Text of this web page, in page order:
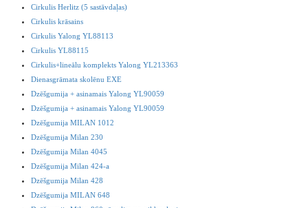
Cirkulis Herlitz (5 sastāvdaļas)
Cirkulis krāsains
Cirkulis Yalong YL88113
Cirkulis YL88115
Cirkulis+lineālu komplekts Yalong YL213363
Dienasgrāmata skolēnu EXE
Dzēšgumija + asinamais Yalong YL90059
Dzēšgumija + asinamais Yalong YL90059
Dzēšgumija MILAN 1012
Dzēšgumija Milan 230
Dzēšgumija Milan 4045
Dzēšgumija Milan 424-a
Dzēšgumija Milan 428
Dzēšgumija MILAN 648